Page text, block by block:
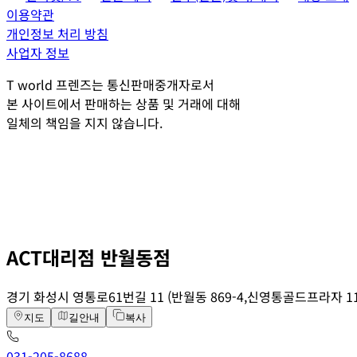
이용약관
개인정보 처리 방침
사업자 정보
T world 프렌즈는 통신판매중개자로서
본 사이트에서 판매하는 상품 및 거래에 대해
일체의 책임을 지지 않습니다.
ACT대리점 반월동점
경기 화성시 영통로61번길 11 (반월동 869-4,신영통골드프라자
지도 길안내 복사